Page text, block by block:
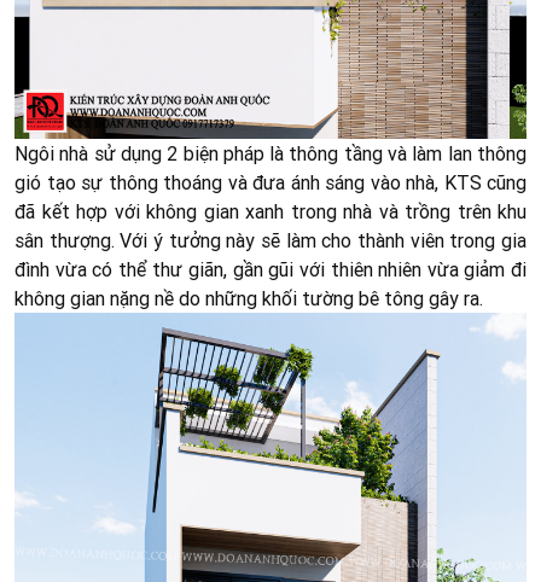
Ngôi nhà sử dụng 2 biện pháp là thông tầng và làm lan thông
gió tạo sự thông thoáng và đưa ánh sáng vào nhà, KTS cũng
đã kết hợp với không gian xanh trong nhà và trồng trên khu
sân thượng. Với ý tưởng này sẽ làm cho thành viên trong gia
đình vừa có thể thư giãn, gần gũi với thiên nhiên vừa giảm đi
không gian nặng nề do những khối tường bê tông gây ra.